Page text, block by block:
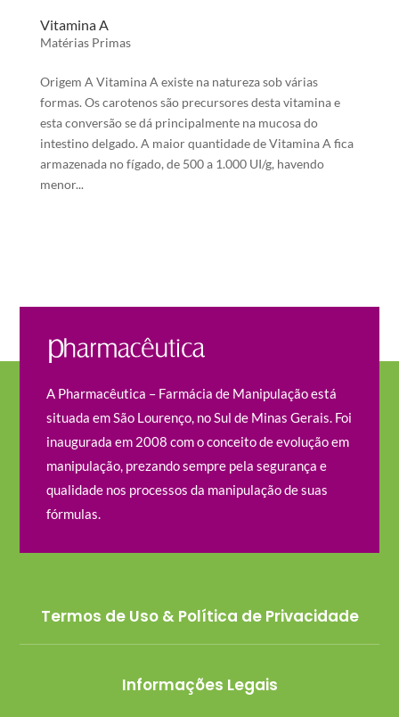
Vitamina A
Matérias Primas
Origem A Vitamina A existe na natureza sob várias
formas. Os carotenos são precursores desta vitamina e
esta conversão se dá principalmente na mucosa do
intestino delgado. A maior quantidade de Vitamina A fica
armazenada no fígado, de 500 a 1.000 UI/g, havendo
menor...
A Pharmacêutica – Farmácia de Manipulação está
situada em São Lourenço, no Sul de Minas Gerais. Foi
inaugurada em 2008 com o conceito de evolução em
manipulação, prezando sempre pela segurança e
qualidade nos processos da manipulação de suas
fórmulas.
Termos de Uso & Política de Privacidade
Informações Legais